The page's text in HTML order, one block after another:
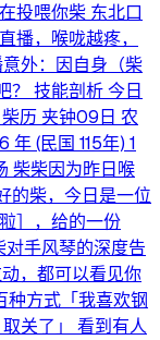
投喂你柴 东北口
播，喉咙越疼，
外：因自身（柴
？ 技能剖析 今日
历 夹钟09日 农
(民国 115年) 1
柴柴因为昨日喉
的柴，今日是一位
］，给的一份
手风琴的深度告
，都可以看见你
种方式「我喜欢钢
关了」 看到有人